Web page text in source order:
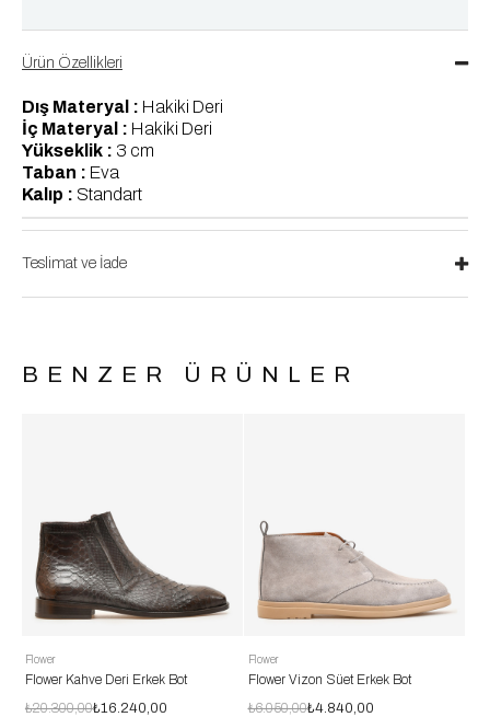
Ürün Özellikleri
Dış Materyal : Hakiki Deri
İç Materyal : Hakiki Deri
Yükseklik : 3 cm
Taban : Eva
Kalıp : Standart
Teslimat ve İade
BENZER ÜRÜNLER
Flower
Flower Kahve Deri Erkek Bot
₺16.240,00
₺20.300,00
Flower
Flower Vizon Süet Erkek Bot
₺4.840,00
₺6.050,00